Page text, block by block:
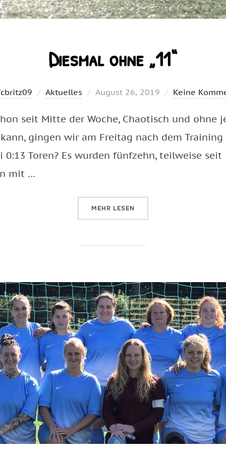
Diesmal ohne „11“
Aktuelles
Veröffentlicht
August 26, 2019 Keine
seit Mitte der Woche, Chaotisch und ohne
gingen wir am Freitag nach dem Training
Toren? Es wurden fünfzehn, teilweise
mit …
MEHR ÜBER „DIESMAL OHNE „11““
LESEN